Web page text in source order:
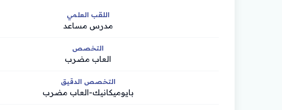
اللقب العلمي
مدرس مساعد
التخصص
العاب مضرب
التخصص الدقيق
بايوميكانيك-العاب مضرب